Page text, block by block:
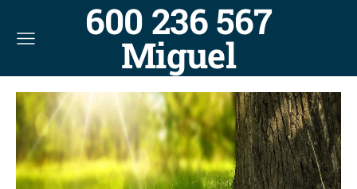
600 236 567
Miguel